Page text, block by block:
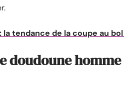
tendance de la coupe au
doudoune